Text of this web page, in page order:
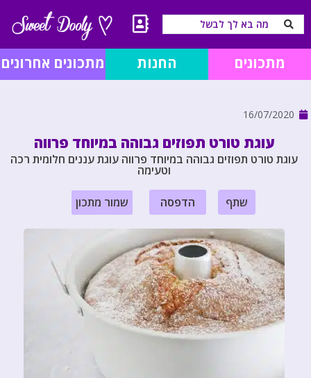
מתכונים החנות מתכונים אחרונים
16/07/2020
עוגת טורט תפוזים גבוהה במיוחד פרווה
עוגת טורט תפוזים גבוהה במיוחד פרווה עוגת עננים חלומית רכה
וטעימה
שתף הדפסה שמור מתכון